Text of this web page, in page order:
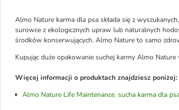
Almo Nature karma dla psa składa się z
surowce z ekologicznych upraw lub naturalnych
środków konserwujących. Almo Nature to samo
Kupując duże opakowanie suchej karmy Almo
Więcej informacji o produktach znajdziesz poniżej:
Almo Nature Life Maintenance. sucha karma dla